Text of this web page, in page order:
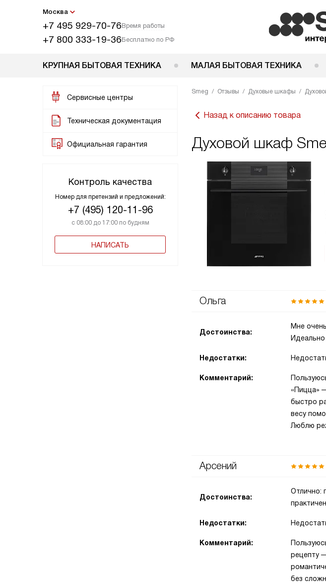
Москва
+7 495 929-70-76Время работы
+7 800 333-19-36Бесплатно по РФ
КРУПНАЯ БЫТОВАЯ ТЕХНИКА МАЛАЯ БЫТОВАЯ ТЕХНИКА
Сервисные центры
Техническая документация
Официальная гарантия
Контроль качества
Номер для претензий и предложений:
+7 (495) 120-11-96
с 08:00 до 17:00 по будням
НАПИСАТЬ
Smeg Отзывы Духовые шкафы
Назад к описанию товара
Духовой шкаф
Ольга
Достоинства:
Мне
Недостатки:
Комментарий:
«Пицца»
быстро
весу
Люблю
Арсений
Достоинства:
Отлично:
практичен
Недостатки:
Комментарий:
рецепту
без